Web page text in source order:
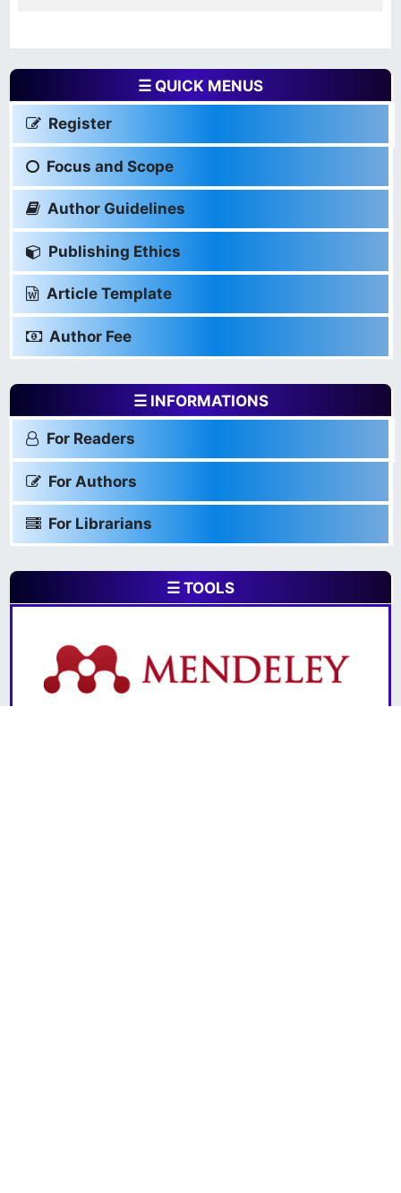
☰ QUICK MENUS
Register
Focus and Scope
Author Guidelines
Publishing Ethics
Article Template
Author Fee
☰ INFORMATIONS
For Readers
For Authors
For Librarians
☰ TOOLS